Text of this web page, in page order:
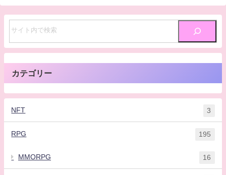
カテゴリー
NFT 3
RPG 195
MMORPG 16